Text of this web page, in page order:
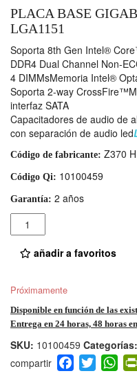
PLACA BASE
LGA1151
Soporta 8th Gen Intel®
DDR4 Dual Channel Non-
4 DIMMsMemoria Intel®
Soporta 2-way
interfaz SATA
Capacitadores de audio de
con separación de audio led
Código de fabricante: Z370
Código Qi: 10100459
Garantía: 2 años
Cantidad
añadir a favoritos
Próximamente
Disponible en función de las
Entrega en 24 horas, 48 horas
SKU: 10100459 Categorías:
F T W